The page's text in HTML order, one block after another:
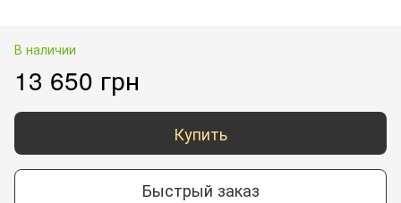
В наличии
13 650 грн
Купить
Быстрый заказ